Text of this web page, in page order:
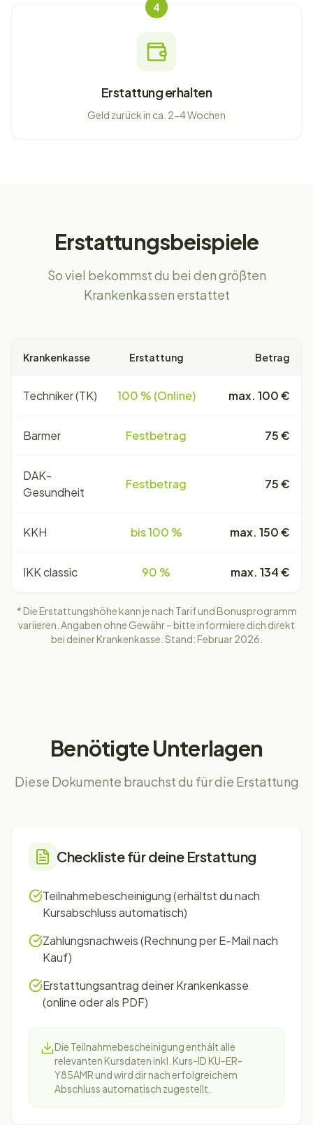
4
Erstattung erhalten
Geld zurück in ca. 2-4 Wochen
Erstattungsbeispiele
So viel bekommst du bei den größten
Krankenkassen erstattet
Krankenkasse Erstattung Betrag
Techniker (TK) 100 % (Online) max. 100 €
Barmer Festbetrag 75 €
DAK-
Gesundheit
Festbetrag 75 €
KKH bis 100 % max. 150 €
IKK classic 90 % max. 134 €
* Die Erstattungshöhe kann je nach Tarif und Bonusprogramm
variieren. Angaben ohne Gewähr – bitte informiere dich direkt
bei deiner Krankenkasse. Stand: Februar 2026.
Benötigte Unterlagen
Diese Dokumente brauchst du für die Erstattung
Checkliste für deine Erstattung
Teilnahmebescheinigung (erhältst du nach
Kursabschluss automatisch)
Zahlungsnachweis (Rechnung per E-Mail nach
Kauf)
Erstattungsantrag deiner Krankenkasse
(online oder als PDF)
Die Teilnahmebescheinigung enthält alle
relevanten Kursdaten inkl. Kurs-ID KU-ER-
Y85AMR und wird dir nach erfolgreichem
Abschluss automatisch zugestellt.